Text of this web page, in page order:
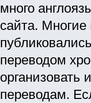
много
сайта. Многие
переводом
организовать
переводам.